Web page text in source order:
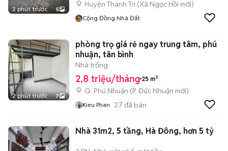
2 phút trước 5
Huyện Thanh Trì (Xã Ngọc Hồi mới)
Cộng Đồng Nhà Đất
2 phút trước 7
phòng trọ giá rẻ ngay trung tâm, phú
nhuận, tân bình
Nhà trống
2,8 triệu/tháng 25 m²
Q. Phú Nhuận (P. Đức Nhuận mới)
Kieu Phan 27 đã bán
Nhà 31m2, 5 tầng, Hà Đông, hơn 5 tỷ